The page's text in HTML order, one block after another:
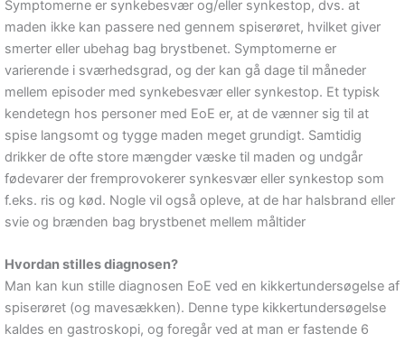
Symptomerne er synkebesvær og/eller synkestop, dvs. at
maden ikke kan passere ned gennem spiserøret, hvilket giver
smerter eller ubehag bag brystbenet. Symptomerne er
varierende i sværhedsgrad, og der kan gå dage til måneder
mellem episoder med synkebesvær eller synkestop. Et typisk
kendetegn hos personer med EoE er, at de vænner sig til at
spise langsomt og tygge maden meget grundigt. Samtidig
drikker de ofte store mængder væske til maden og undgår
fødevarer der fremprovokerer synkesvær eller synkestop som
f.eks. ris og kød. Nogle vil også opleve, at de har halsbrand eller
svie og brænden bag brystbenet mellem måltider
Hvordan stilles diagnosen?
Man kan kun stille diagnosen EoE ved en kikkertundersøgelse af
spiserøret (og mavesækken). Denne type kikkertundersøgelse
kaldes en gastroskopi, og foregår ved at man er fastende 6